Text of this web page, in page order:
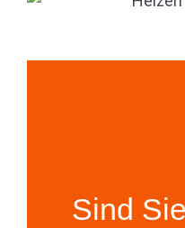
Sind Sie
Kontakt